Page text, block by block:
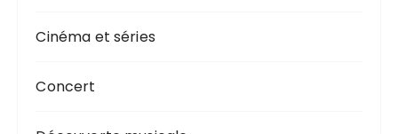
Cinéma et séries
Concert